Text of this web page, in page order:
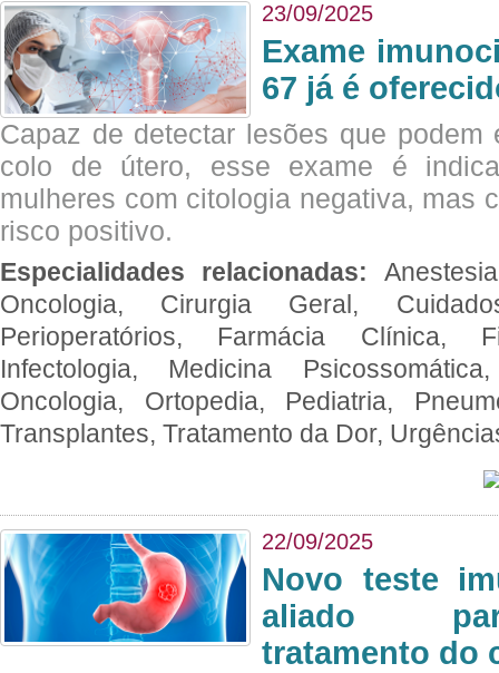
23/09/2025
Exame
67 já é
Capaz de detectar lesões que
colo de útero, esse exame é
mulheres com citologia negativa, mas
risco positivo.
Especialidades relacionadas:
Oncologia, Cirurgia Geral,
Perioperatórios, Farmácia Clínica,
Infectologia, Medicina
Oncologia, Ortopedia, Pediatria,
Transplantes, Tratamento da Dor,
22/09/2025
Novo teste
aliado
tratamento do